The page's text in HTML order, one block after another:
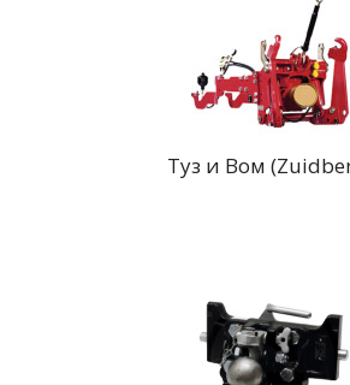
Туз и Вом